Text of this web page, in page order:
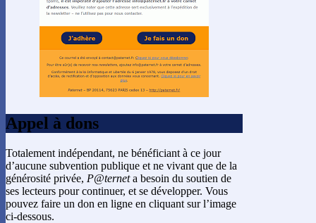
Appel à dons
Totalement indépendant, ne bénéficiant à ce jour
d’aucune subvention publique et ne vivant que de la
générosité privée, P@terneta besoin du soutien de
ses lecteurs pour continuer, et se développer. Vous
pouvez faire un don en ligne en cliquant sur l’image
ci-dessous.